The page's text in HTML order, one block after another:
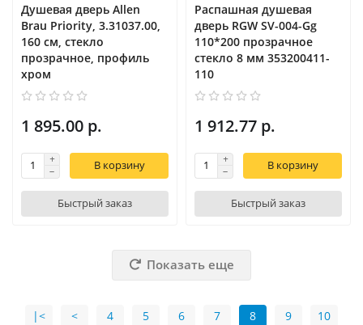
Душевая дверь Allen
Brau Priority, 3.31037.00,
160 см, стекло
прозрачное, профиль
хром
1 895.00 р.
В корзину
Быстрый заказ
Распашная душевая
дверь RGW SV-004-Gg
110*200 прозрачное
стекло 8 мм 353200411-
110
1 912.77 р.
В корзину
Быстрый заказ
Показать еще
|< < 4 5 6 7 8 9 10